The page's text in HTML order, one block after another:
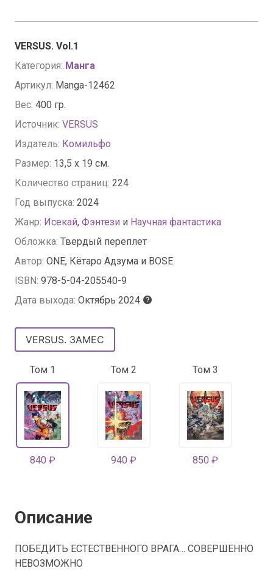
VERSUS. Vol.1
Категория: Манга
Артикул: Manga-12462
Вес: 400 гр.
Источник: VERSUS
Издатель: Комильфо
Размер: 13,5 x 19 см.
Количество страниц: 224
Год выпуска: 2024
Жанр: Исекай, Фэнтези и Научная фантастика
Обложка: Твердый переплет
Автор: ONE, Кётаро Адзума и BOSE
ISBN: 978-5-04-205540-9
Дата выхода: Октябрь 2024
VERSUS. ЗАМЕС
Том 1
840 ₽
Том 2
940 ₽
Том 3
850 ₽
Описание
ПОБЕДИТЬ ЕСТЕСТВЕННОГО ВРАГА… СОВЕРШЕННО
НЕВОЗМОЖНО